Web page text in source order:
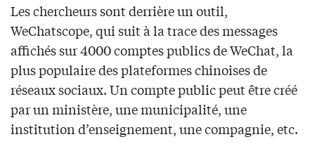
Les chercheurs sont derrière un outil,
WeChatscope, qui suit à la trace des messages
affichés sur 4000 comptes publics de WeChat, la
plus populaire des plateformes chinoises de
réseaux sociaux. Un compte public peut être créé
par un ministère, une municipalité, une
institution d’enseignement, une compagnie, etc.